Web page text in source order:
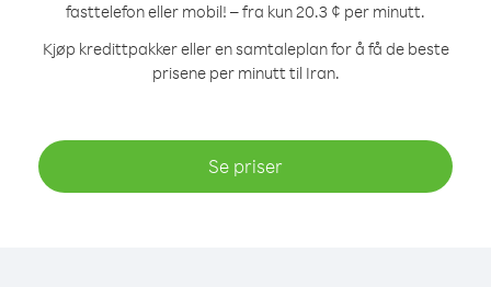
fasttelefon eller mobil! – fra kun 20.3 ¢ per minutt.
Kjøp kredittpakker eller en samtaleplan for å få de beste
prisene per minutt til Iran.
Se priser